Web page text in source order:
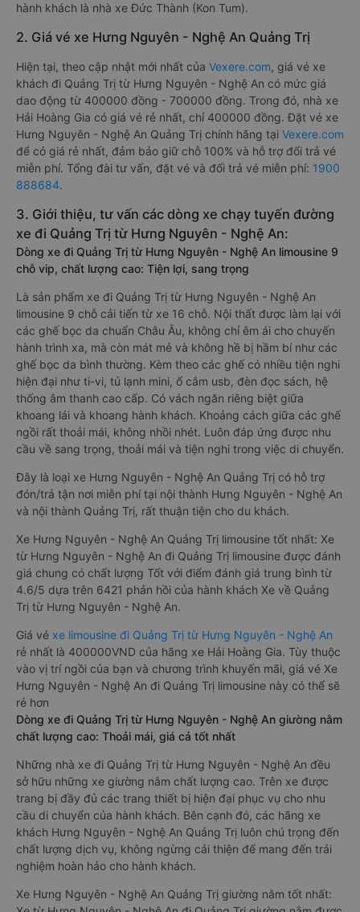
hành khách là nhà xe Đức Thành (Kon Tum).
2. Giá vé xe Hưng Nguyên - Nghệ An Quảng Trị
Hiện tại, theo cập nhật mới nhất của Vexere.com, giá vé xe
khách đi Quảng Trị từ Hưng Nguyên - Nghệ An có mức giá
dao động từ 400000 đồng - 700000 đồng. Trong đó, nhà xe
Hải Hoàng Gia có giá vé rẻ nhất, chỉ 400000 đồng. Đặt vé xe
Hưng Nguyên - Nghệ An Quảng Trị chính hãng tại Vexere.com
để có giá rẻ nhất, đảm bảo giữ chỗ 100% và hỗ trợ đổi trả vé
miễn phí. Tổng đài tư vấn, đặt vé và đổi trả vé miễn phí: 1900
888684.
3. Giới thiệu, tư vấn các dòng xe chạy tuyến đường
xe đi Quảng Trị từ Hưng Nguyên - Nghệ An:
Dòng xe đi Quảng Trị từ Hưng Nguyên - Nghệ An limousine 9
chỗ vip, chất lượng cao: Tiện lợi, sang trọng
Là sản phẩm xe đi Quảng Trị từ Hưng Nguyên - Nghệ An
limousine 9 chỗ cải tiến từ xe 16 chỗ. Nội thất được làm lại với
các ghế bọc da chuẩn Châu Âu, không chỉ êm ái cho chuyến
hành trình xa, mà còn mát mẻ và không hề bị hầm bí như các
ghế bọc da bình thường. Kèm theo các ghế có nhiều tiện nghi
hiện đại như ti-vi, tủ lạnh mini, ổ cắm usb, đèn đọc sách, hệ
thống âm thanh cao cấp. Có vách ngăn riêng biệt giữa
khoang lái và khoang hành khách. Khoảng cách giữa các ghế
ngồi rất thoải mái, không nhồi nhét. Luôn đáp ứng được nhu
cầu về sang trọng, thoải mái và tiện nghi trong việc di chuyển.
Đây là loại xe Hưng Nguyên - Nghệ An Quảng Trị có hỗ trợ
đón/trả tận nơi miễn phí tại nội thành Hưng Nguyên - Nghệ An
và nội thành Quảng Trị, rất thuận tiện cho du khách.
Xe Hưng Nguyên - Nghệ An Quảng Trị limousine tốt nhất: Xe
từ Hưng Nguyên - Nghệ An đi Quảng Trị limousine được đánh
giá chung có chất lượng Tốt với điểm đánh giá trung bình từ
4.6/5 dựa trên 6421 phản hồi của hành khách Xe về Quảng
Trị từ Hưng Nguyên - Nghệ An.
Giá vé xe limousine đi Quảng Trị từ Hưng Nguyên - Nghệ An
rẻ nhất là 400000VND của hãng xe Hải Hoàng Gia. Tùy thuộc
vào vị trí ngồi của bạn và chương trình khuyến mãi, giá vé Xe
Hưng Nguyên - Nghệ An đi Quảng Trị limousine này có thể sẽ
rẻ hơn
Dòng xe đi Quảng Trị từ Hưng Nguyên - Nghệ An giường nằm
chất lượng cao: Thoải mái, giá cả tốt nhất
Những nhà xe đi Quảng Trị từ Hưng Nguyên - Nghệ An đều
sở hữu những xe giường nằm chất lượng cao. Trên xe được
trang bị đầy đủ các trang thiết bị hiện đại phục vụ cho nhu
cầu di chuyển của hành khách. Bên cạnh đó, các hãng xe
khách Hưng Nguyên - Nghệ An Quảng Trị luôn chú trọng đến
chất lượng dịch vụ, không ngừng cải thiện để mang đến trải
nghiệm hoàn hảo cho hành khách.
Xe Hưng Nguyên - Nghệ An Quảng Trị giường nằm tốt nhất: